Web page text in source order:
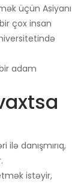
üçün Asiyanı
çox insan
adam
danışmırıq,
istəyir,